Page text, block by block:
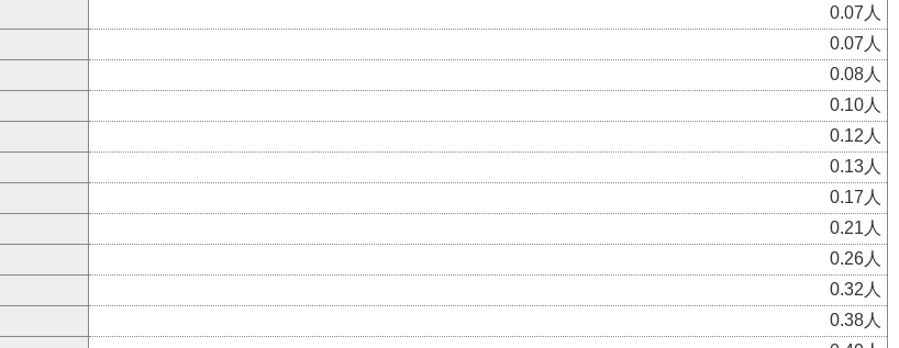
0.07人
0.07人
0.08人
0.10人
0.12人
0.13人
0.17人
0.21人
0.26人
0.32人
0.38人